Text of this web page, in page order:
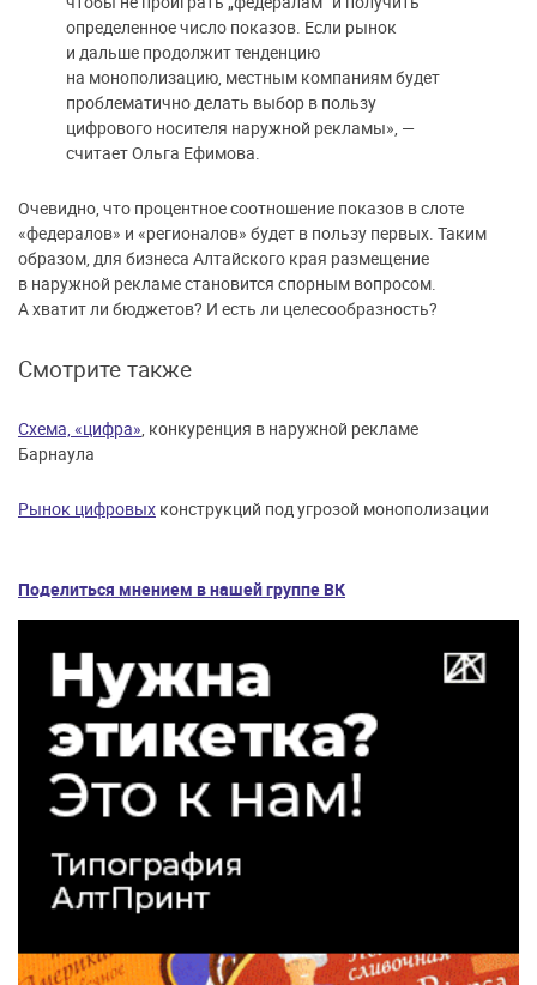
определенное число показов. Если рынок
и дальше продолжит тенденцию
на монополизацию, местным компаниям будет
проблематично делать выбор в пользу
цифрового носителя наружной рекламы», —
считает Ольга Ефимова.
Очевидно, что процентное соотношение показов в слоте
«федералов» и «регионалов» будет в пользу первых. Таким
образом, для бизнеса Алтайского края размещение
в наружной рекламе становится спорным вопросом.
А хватит ли бюджетов? И есть ли целесообразность?
Смотрите также
Схема, «цифра», конкуренция в наружной рекламе
Барнаула
Рынок цифровых конструкций под угрозой монополизации
Поделиться мнением в нашей группе ВК